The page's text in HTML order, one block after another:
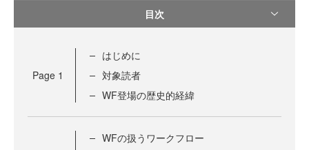
目次
Page 1
はじめに
対象読者
WF登場の歴史的経緯
WFの扱うワークフロー